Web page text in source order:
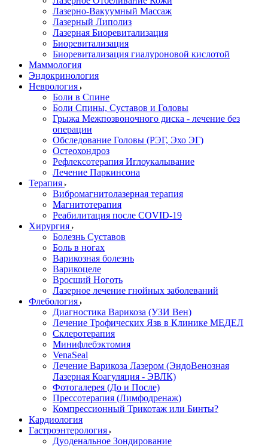
Лазерно-Вакуумный Массаж
Лазерный Липолиз
Лазерная Биоревитализация
Биоревитализация
Биоревитализация гиалуроновой кислотой
Маммология
Эндокринология
Неврология
Боли в Cпине
Боли Спины, Суставов и Головы
Грыжа Межпозвоночного диска - лечение без
операции
Обследование Головы (РЭГ, Эхо ЭГ)
Остеохондроз
Рефлексотерапия Иглоукалывание
Лечение Паркинсона
Терапия
Вибромагнитолазерная терапия
Магнитотерапия
Реабилитация после COVID-19
Хирургия
Болезнь Суставов
Боль в ногах
Варикозная болезнь
Варикоцеле
Вросший Ноготь
Лазерное лечение гнойных заболеваний
Флебология
Диагностика Варикоза (УЗИ Вен)
Лечение Трофических Язв в Клинике МЕДЕЛ
Склеротерапия
Минифлебэктомия
VenaSeal
Лечение Варикоза Лазером (ЭндоВенозная
Лазерная Коагуляция - ЭВЛК)
Фотогалерея (До и После)
Прессотерапия (Лимфодренаж)
Компрессионный Трикотаж или Бинты?
Кардиология
Гастроэнтерология
Дуоденальное Зондирование